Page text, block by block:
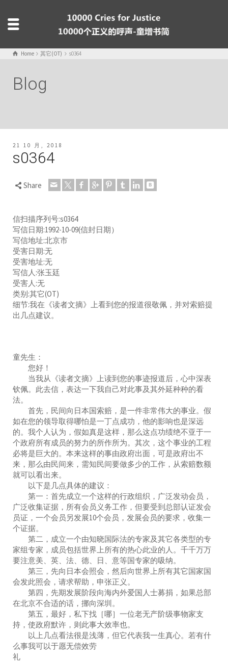
Home 其它(OT) s0364
Blog
21 10 月, 2018
s0364
Share
信扫描序列号:s0364
写信日期:1992-10-09(信封日期）
写信地址:北京市
受害日期:无
受害地址:无
写信人:张玉廷
受害人:无
类别:其它(OT)
细节:我在《读者文摘》上看到您的报道很敬佩，并对索赔提
出几点建议。
童先生：
您好！
当我从《读者文摘》上读到您的事迹报道后，心中深表
钦佩。此去信，表达一下我自己对此事及其外延种种的看
法。
首先，民间向日本国索赔，是一件非常伟大的事业。假
如在您的领导取得哪怕是一丁点成功，他的影响也是深远
的。我个人认为，假如真是这样，那么这点功绩绝不亚于一
个政府所有成员的努力的所作所为。其次，这个事业的工程
必将是巨大的。本来这样的事由政府出面，可是政府出不
来，那么由民间来，需知民间要做多少的工作，从索赔数额
就可以看出来。
以下是几点具体的建议：
第一：首先成立一个这样的行政组织，广泛发动会员，
广泛收集证据，所有会员义务工作，但要受到总部认证发会
员证，一个会员另发展10个会员，发展会员的要求，收集一
个证据。
第二，成立一个由知晓国际法的专家及其它各类型的专
家组专家，成员包括世界上所有的热心此业的人。千千万万
要注意美、英、法、德、日、意等国专家的吸纳。
第三，先向日本会照会，然后向世界上所有其它国家国
会发此照会，请求帮助，申张正义。
第四，先期发展阶段向海内外爱国人士募捐，如果总部
在北京不合适的话，挪向深圳。
第五，最好，私下找［哪］一位老无产阶级事物家支
持，使政府默许，则此事大效率也。
以上几点看法很是浅薄，但它代表我一生真心。若有什
么事我可以于愿无偿效劳
礼